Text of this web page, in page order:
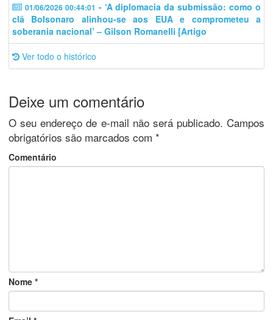
01/06/2026 00:44:01 - ‘A diplomacia da submissão: como o
clã Bolsonaro alinhou-se aos EUA e comprometeu a
soberania nacional’ – Gilson Romanelli [Artigo
Ver todo o histórico
Deixe um comentário
O seu endereço de e-mail não será publicado. Campos
obrigatórios são marcados com *
Comentário
Nome *